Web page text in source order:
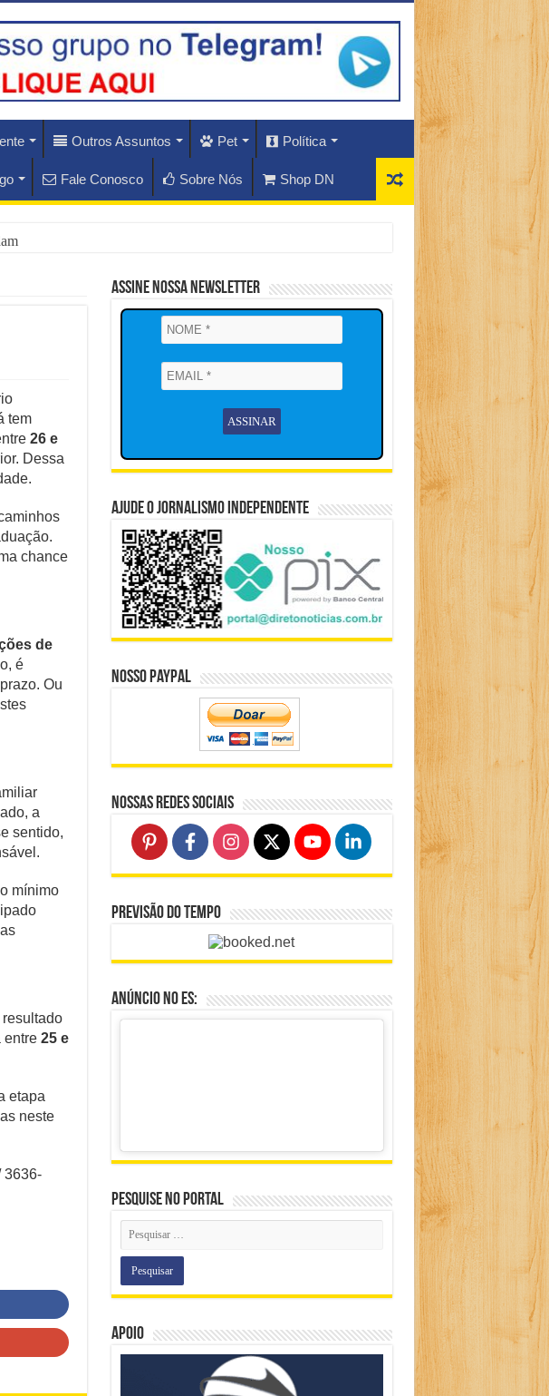
Outros Assuntos Pet Política
Fale Conosco Sobre Nós Shop DN
ES?
tem
26 e
Dessa
chance
de
é
Ou
a
sentido,
mínimo
resultado
entre 25 e
etapa
neste
Assine Nossa Newsletter
Ajude o Jornalismo Independente
Nosso Paypal
Nossas Redes Sociais
Previsão do Tempo
Anúncio no ES:
Pesquise no portal
Apoio